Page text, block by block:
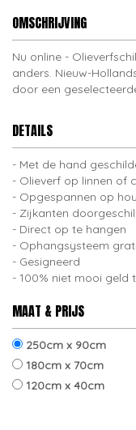
OMSCHRIJVING
Nu online -
anders. Nieuw-
door een
DETAILS
Met de hand
Olieverf op linnen of
Opgespannen op
Zijkanten
Direct op te hangen
Ophangsysteem
Gesigneerd
100% niet mooi geld
MAAT & PRIJS
250cm x 90cm
180cm x 70cm
120cm x 40cm